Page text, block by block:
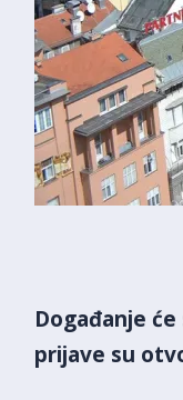
Događanje
prijave su